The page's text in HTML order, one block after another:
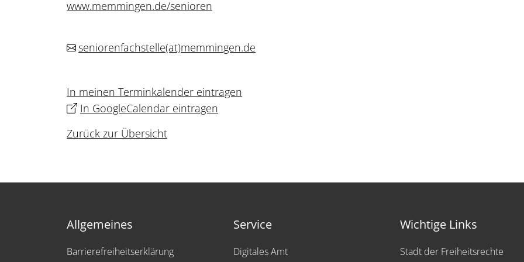
www.memmingen.de/senioren
seniorenfachstelle(at)memmingen.de
In meinen Terminkalender eintragen
In GoogleCalendar eintragen
Zurück zur Übersicht
Allgemeines
Barrierefreiheitserklärung
Service
Digitales Amt
Wichtige Links
Stadt der Freiheitsrechte